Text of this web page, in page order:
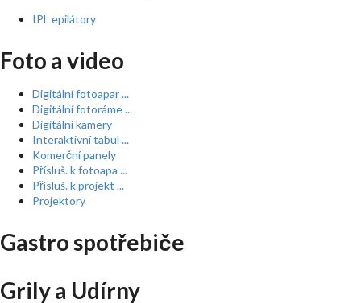
IPL epilátory
Foto a video
Digitální fotoapar ...
Digitální fotoráme ...
Digitální kamery
Interaktivní tabul ...
Komerční panely
Přísluš. k fotoapa ...
Přísluš. k projekt ...
Projektory
Gastro spotřebiče
Grily a Udírny